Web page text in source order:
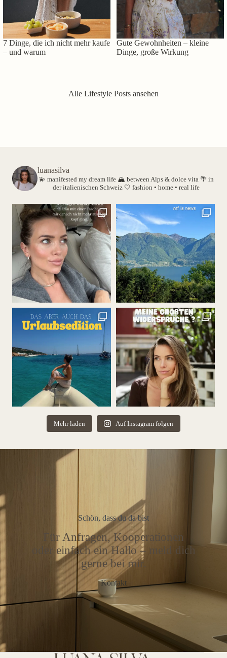
7 Dinge, die ich nicht mehr kaufe
– und warum
Gute Gewohnheiten – kleine
Dinge, große Wirkung
Alle Lifestyle Posts ansehen
luanasilva
💫 manifested my dream life 🏔️ between Alps & dolce vita 🌴 in
der italienischen Schweiz 🤍 fashion • home • real life
Mehr laden Auf Instagram folgen
Schön, dass du da bist
Für Anfragen, Kooperationen
oder einfach ein Hallo – meld dich
gerne bei mir.
Kontakt